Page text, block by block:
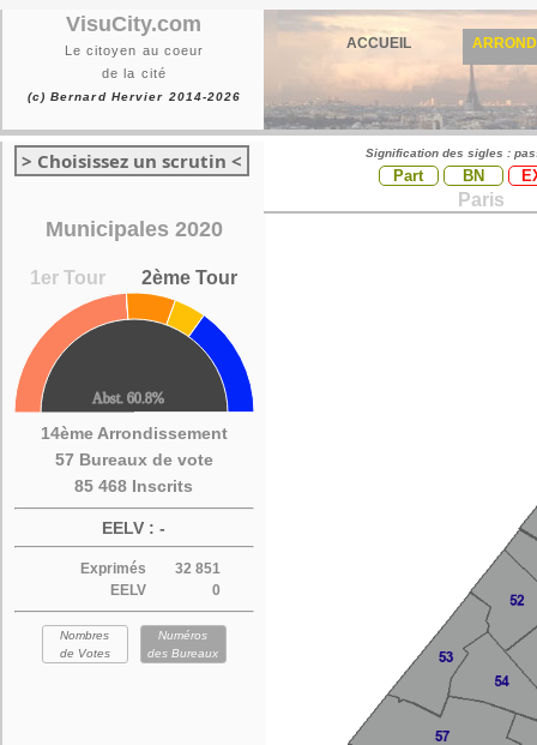
VisuCity.com
Le citoyen au coeur
de la cité
(c) Bernard Hervier 2014-2026
ACCUEIL
> Choisissez un scrutin <
Municipales 2020
1er Tour 2ème Tour
14ème Arrondissement
57 Bureaux de vote
85 468 Inscrits
EELV : -
Exprimés
32 851
EELV
0
Nombres
de Votes
Numéros
des Bureaux
Signification des sigles :
Part BN
Paris